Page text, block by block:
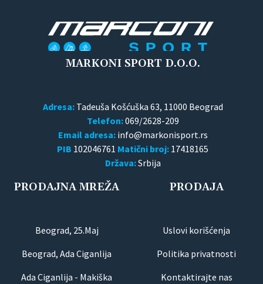
MARKONI SPORT D.O.O.
Adresa:Tadeuša Košćuška 63, 11000 Beograd
Telefon:069/2628-209
Email adresa:
PIB 102046761 Matični broj: 17418165
Država:Srbija
PRODAJNA MREŽA
Beograd, 25.Maj
Beograd, Ada Ciganlija
Ada Ciganlija - Makiška
PRODAJA
Uslovi korišćenja
Politika privatnosti
Kontaktirajte nas